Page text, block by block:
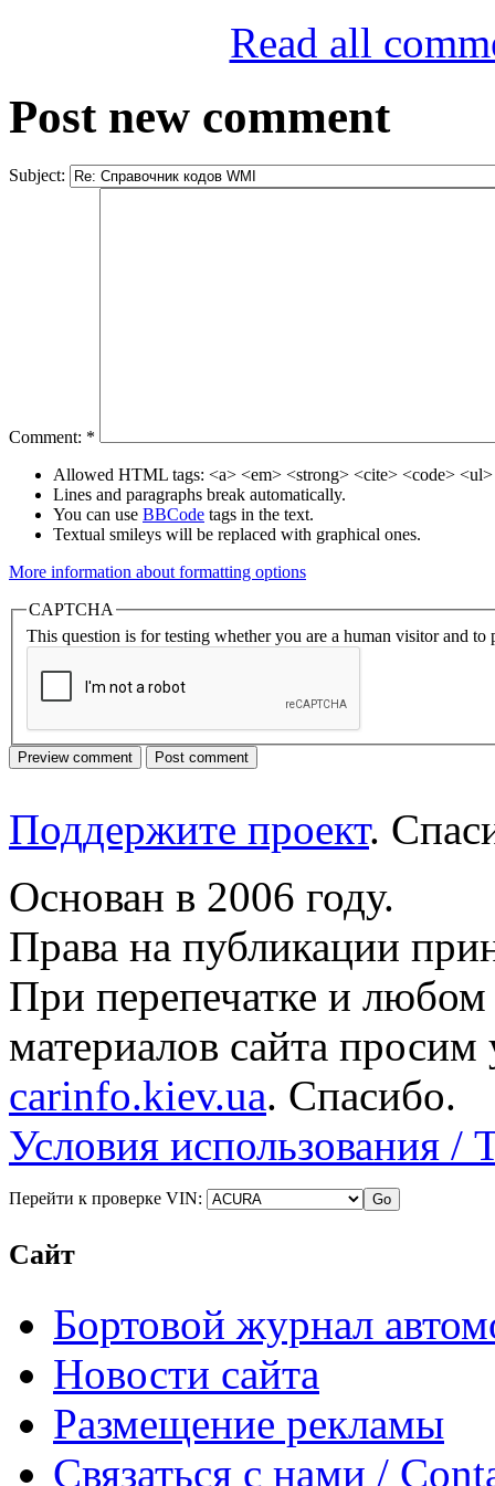
Read all
Post new comment
Subject:
Comment: *
Allowed HTML tags: <a> <em> <strong> <cite> <code>
Lines and paragraphs break automatically.
You can use BBCode tags in the text.
Textual smileys will be replaced with graphical ones.
More information about formatting options
CAPTCHA
This question is for testing whether you are a human visitor and to
Поддержите проект.
Основан в 2006 году.
Права на публикации
При перепечатке и
материалов сайта просим
carinfo.kiev.ua. Спасибо.
Условия использования /
Перейти к проверке VIN:
Сайт
Бортовой журнал
Новости сайта
Размещение рекламы
Связаться с нами /